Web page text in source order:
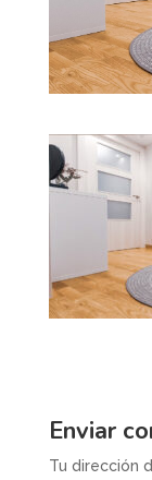
Enviar
Tu dirección